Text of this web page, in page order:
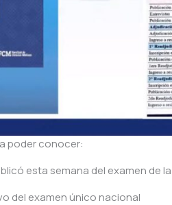
poder conocer:
esta semana del examen de
del examen único nacional